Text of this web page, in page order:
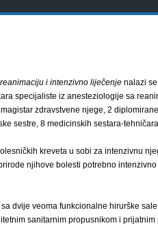
i intenzivno liječenje nalazi
specijaliste iz anesteziologije sa
zdravstvene njege, 2
sestre, 8 medicinskih sestara-
kreveta u sobi za intenzivnu
njihove bolesti potrebno
dvije veoma funkcionalne hirurške
sanitarnim propusnikom i prijatnim